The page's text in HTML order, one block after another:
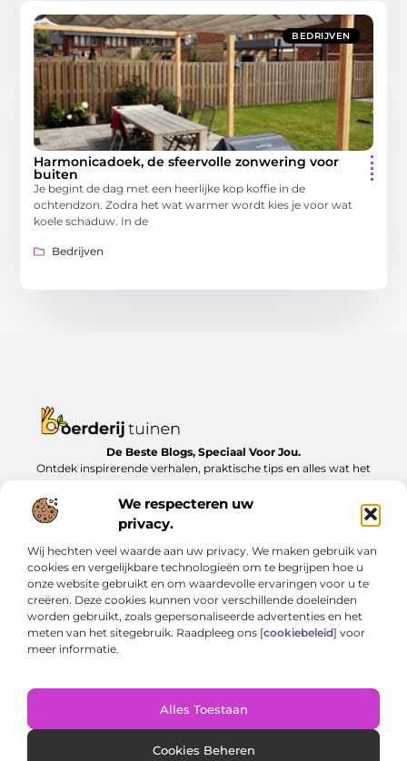
We respecteren uw
privacy.
Wij hechten veel waarde aan uw privacy. We maken gebruik van
cookies en vergelijkbare technologieën om te begrijpen hoe u
onze website gebruikt en om waardevolle ervaringen voor u te
creëren. Deze cookies kunnen voor verschillende doeleinden
worden gebruikt, zoals gepersonaliseerde advertenties en het
meten van het sitegebruik. Raadpleeg ons [cookiebeleid] voor
meer informatie.
Alles Toestaan
Cookies Beheren
BEDRIJVEN
Harmonicadoek, de sfeervolle zonwering voor
buiten
Je begint de dag met een heerlijke kop koffie in de
ochtendzon. Zodra het wat warmer wordt kies je voor wat
koele schaduw. In de
Bedrijven
De Beste Blogs, Speciaal Voor Jou.
Ontdek inspirerende verhalen, praktische tips en alles wat het
Boerderijtuinen.nl.
Onze informatie
Cookiebeleid (EU)
@2025 www.boerderijtuinen.nl. All Right Reserved.